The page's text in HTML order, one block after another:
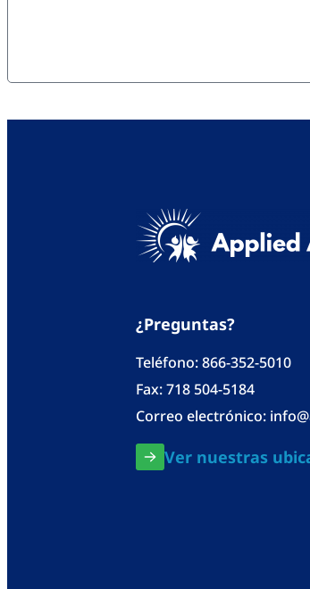
¿Preguntas?
Teléfono:866-352-5010
Fax: 718 504-5184
Correo electrónico:
Ver nuestras